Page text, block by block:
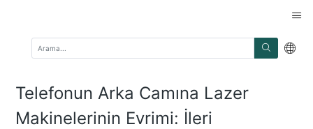
Telefonun Arka Camına Lazer
Makinelerinin Evrimi: İleri